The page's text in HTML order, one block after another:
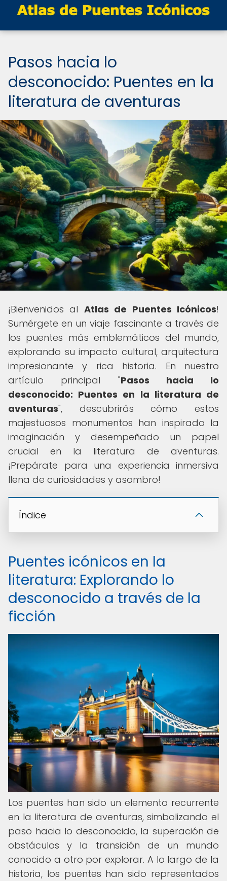
Pasos hacia lo
desconocido: Puentes en la
literatura de aventuras
¡Bienvenidos al Atlas de Puentes Icónicos!
Sumérgete en un viaje fascinante a través de
los puentes más emblemáticos del mundo,
explorando su impacto cultural, arquitectura
impresionante y rica historia. En nuestro
artículo principal "Pasos hacia lo
desconocido: Puentes en la literatura de
aventuras", descubrirás cómo estos
majestuosos monumentos han inspirado la
imaginación y desempeñado un papel
crucial en la literatura de aventuras.
¡Prepárate para una experiencia inmersiva
llena de curiosidades y asombro!
Índice
Puentes icónicos en la
literatura: Explorando lo
desconocido a través de la
ficción
Los puentes han sido un elemento recurrente
en la literatura de aventuras, simbolizando el
paso hacia lo desconocido, la superación de
obstáculos y la transición de un mundo
conocido a otro por explorar. A lo largo de la
historia, los puentes han sido representados